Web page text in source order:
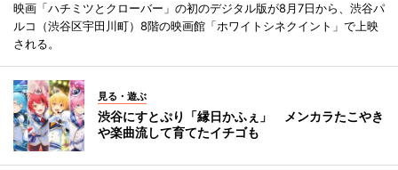
映画「ハチミツとクローバー」の初のデジタル版が8月7日から、渋谷パ
ルコ（渋谷区宇田川町）8階の映画館「ホワイトシネクイント」で上映
される。
見る・遊ぶ
渋谷にすとぷり「縁日かふぇ」 メンカラたこやき
や楽曲流して育てたイチゴも